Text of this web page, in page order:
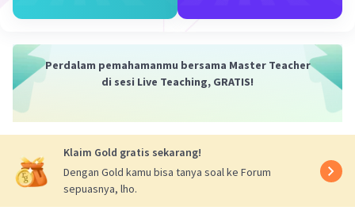
Perdalam pemahamanmu bersama Master Teacher
di sesi Live Teaching, GRATIS!
Klaim Gold gratis sekarang!
Dengan Gold kamu bisa tanya soal ke Forum
sepuasnya, lho.